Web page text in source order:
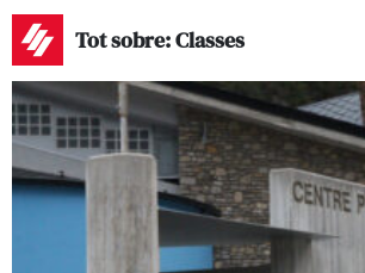
Tot sobre: Classes